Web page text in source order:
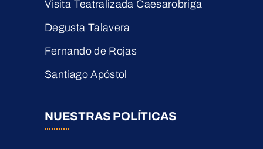
Visita Teatralizada Caesarobriga
Degusta Talavera
Fernando de Rojas
Santiago Apóstol
NUESTRAS POLÍTICAS